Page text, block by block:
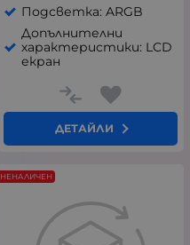
Подсветка: ARGB
Допълнителни
характеристики: LCD
екран
ДЕТАЙЛИ
НЕНАЛИЧЕН